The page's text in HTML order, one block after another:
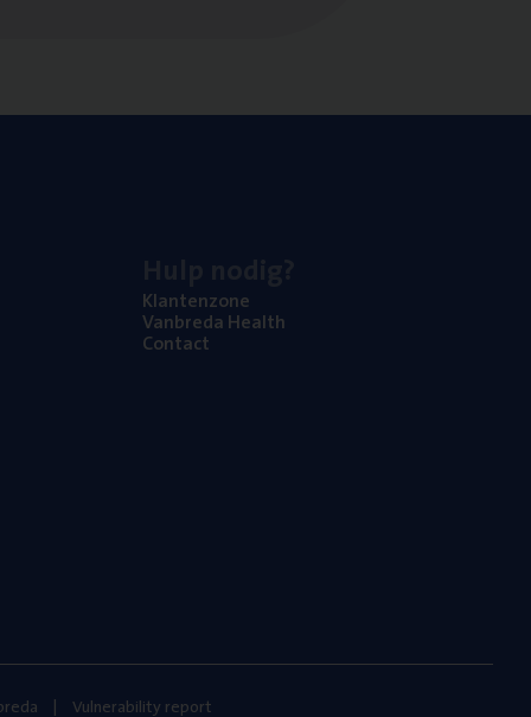
Klan­ten­zo­ne
Van­b­re­da Health
Con­tact
Vulnerability report